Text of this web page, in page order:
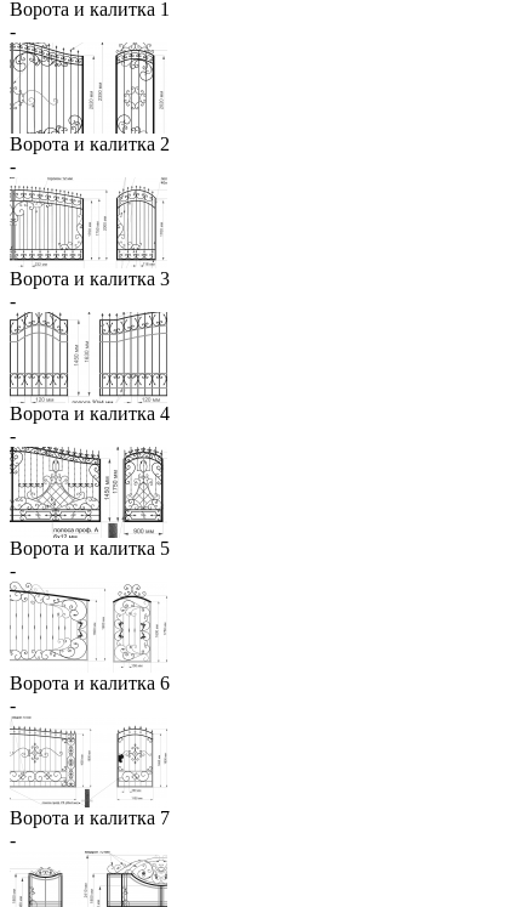
Ворота и калитка 1
-
Ворота и калитка 2
-
Ворота и калитка 3
-
Ворота и калитка 4
-
Ворота и калитка 5
-
Ворота и калитка 6
-
Ворота и калитка 7
-